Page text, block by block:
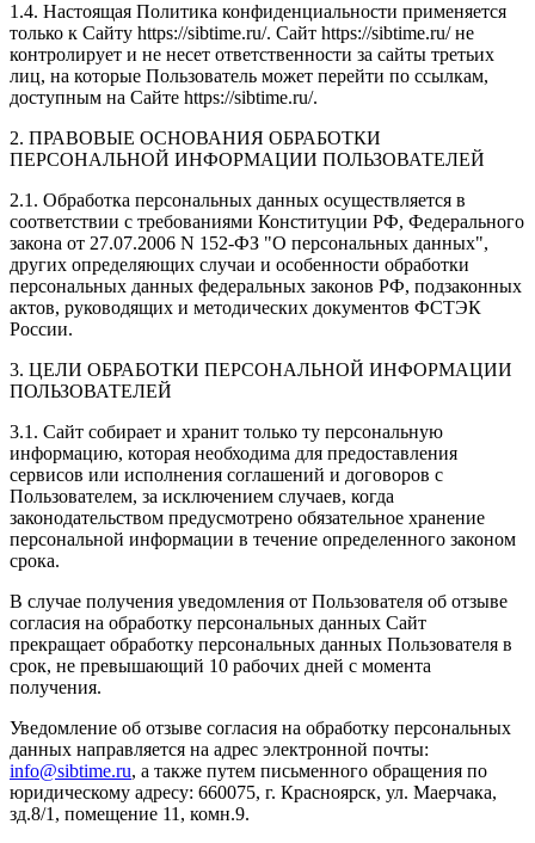
1.4. Настоящая Политика конфиденциальности применяется
только к Сайту https://sibtime.ru/. Сайт https://sibtime.ru/ не
контролирует и не несет ответственности за сайты третьих
лиц, на которые Пользователь может перейти по ссылкам,
доступным на Сайте https://sibtime.ru/.
2. ПРАВОВЫЕ ОСНОВАНИЯ ОБРАБОТКИ
ПЕРСОНАЛЬНОЙ ИНФОРМАЦИИ ПОЛЬЗОВАТЕЛЕЙ
2.1. Обработка персональных данных осуществляется в
соответствии с требованиями Конституции РФ, Федерального
закона от 27.07.2006 N 152-ФЗ "О персональных данных",
других определяющих случаи и особенности обработки
персональных данных федеральных законов РФ, подзаконных
актов, руководящих и методических документов ФСТЭК
России.
3. ЦЕЛИ ОБРАБОТКИ ПЕРСОНАЛЬНОЙ ИНФОРМАЦИИ
ПОЛЬЗОВАТЕЛЕЙ
3.1. Сайт собирает и хранит только ту персональную
информацию, которая необходима для предоставления
сервисов или исполнения соглашений и договоров с
Пользователем, за исключением случаев, когда
законодательством предусмотрено обязательное хранение
персональной информации в течение определенного законом
срока.
В случае получения уведомления от Пользователя об отзыве
согласия на обработку персональных данных Сайт
прекращает обработку персональных данных Пользователя в
срок, не превышающий 10 рабочих дней с момента
получения.
Уведомление об отзыве согласия на обработку персональных
данных направляется на адрес электронной почты:
info@sibtime.ru, а также путем письменного обращения по
юридическому адресу: 660075, г. Красноярск, ул. Маерчака,
зд.8/1, помещение 11, комн.9.